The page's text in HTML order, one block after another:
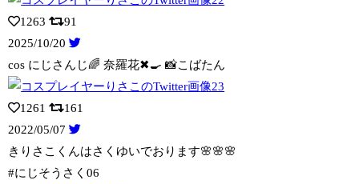
1263
91
2025/10/20
cos にじさんじ🌈 奈羅花✖🍳 📸こばたん
1261
161
2022/05/07
きりさこくんはさくゆいでおります🌸🌸🌸
#にじそうさく06